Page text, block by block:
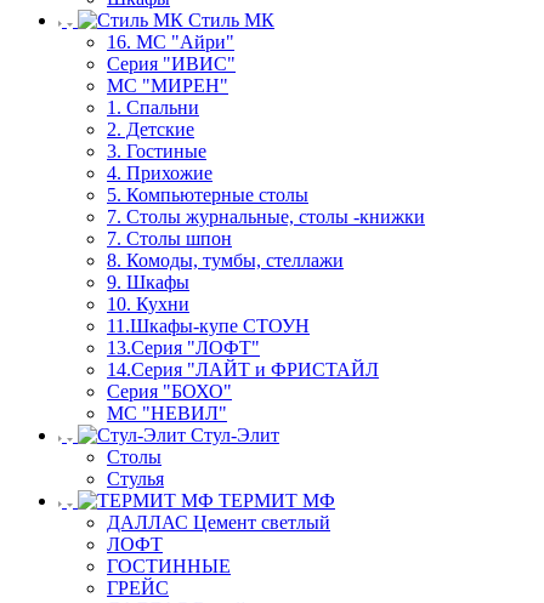
Стиль МК
16. МС "Айри"
Серия "ИВИС"
МС "МИРЕН"
1. Спальни
2. Детские
3. Гостиные
4. Прихожие
5. Компьютерные столы
7. Столы журнальные, столы -книжки
7. Столы шпон
8. Комоды, тумбы, стеллажи
9. Шкафы
10. Кухни
11.Шкафы-купе СТОУН
13.Серия "ЛОФТ"
14.Серия "ЛАЙТ и ФРИСТАЙЛ
Серия "БОХО"
МС "НЕВИЛ"
Стул-Элит
Столы
Стулья
ТЕРМИТ МФ
ДАЛЛАС Цемент светлый
ЛОФТ
ГОСТИННЫЕ
ГРЕЙС